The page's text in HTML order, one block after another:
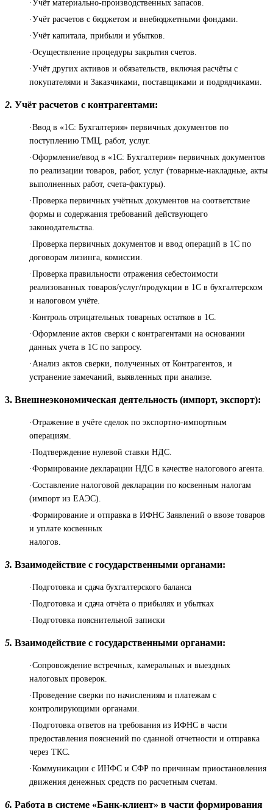
·Учёт материально-производственных запасов.
·Учёт расчетов с бюджетом и внебюджетными фондами.
·Учёт капитала, прибыли и убытков.
·Осуществление процедуры закрытия счетов.
·Учёт других активов и обязательств, включая расчёты с
покупателями и Заказчиками, поставщиками и подрядчиками.
2. Учёт расчетов с контрагентами:
·Ввод в «1С: Бухгалтерия» первичных документов по
поступлению ТМЦ, работ, услуг.
·Оформление/ввод в «1С: Бухгалтерия» первичных документов
по реализации товаров, работ, услуг (товарные-накладные, акты
выполненных работ, счета-фактуры).
·Проверка первичных учётных документов на соответствие
формы и содержания требований действующего
законодательства.
·Проверка первичных документов и ввод операций в 1С по
договорам лизинга, комиссии.
·Проверка правильности отражения себестоимости
реализованных товаров/услуг/продукции в 1С в бухгалтерском
и налоговом учёте.
·Контроль отрицательных товарных остатков в 1С.
·Оформление актов сверки с контрагентами на основании
данных учета в 1С по запросу.
·Анализ актов сверки, полученных от Контрагентов, и
устранение замечаний, выявленных при анализе.
3. Внешнеэкономическая деятельность (импорт, экспорт):
·Отражение в учёте сделок по экспортно-импортным
операциям.
·Подтверждение нулевой ставки НДС.
·Формирование декларации НДС в качестве налогового агента.
·Составление налоговой декларации по косвенным налогам
(импорт из ЕАЭС).
·Формирование и отправка в ИФНС Заявлений о ввозе товаров
и уплате косвенных
налогов.
3. Взаимодействие с государственными органами:
·Подготовка и сдача бухгалтерского баланса
·Подготовка и сдача отчёта о прибылях и убытках
·Подготовка пояснительной записки
5. Взаимодействие с государственными органами:
·Сопровождение встречных, камеральных и выездных
налоговых проверок.
·Проведение сверки по начислениям и платежам с
контролирующими органами.
·Подготовка ответов на требования из ИФНС в части
предоставления пояснений по сданной отчетности и отправка
через ТКС.
·Коммуникации с ИНФС и СФР по причинам приостановления
движения денежных средств по расчетным счетам.
6. Работа в системе «Банк-клиент» в части формирования